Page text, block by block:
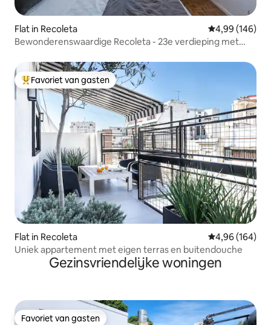
Flat in Recoleta Gemiddelde
4,99 (146)
Bewonderenswaardige Recoleta - 23e verdieping met
Topfavoriet van gasten
Favoriet van gasten
Flat in Recoleta Gemiddelde
4,96 (164)
Uniek appartement met eigen terras en buitendouche
Gezinsvriendelijke woningen
Favoriet van gasten